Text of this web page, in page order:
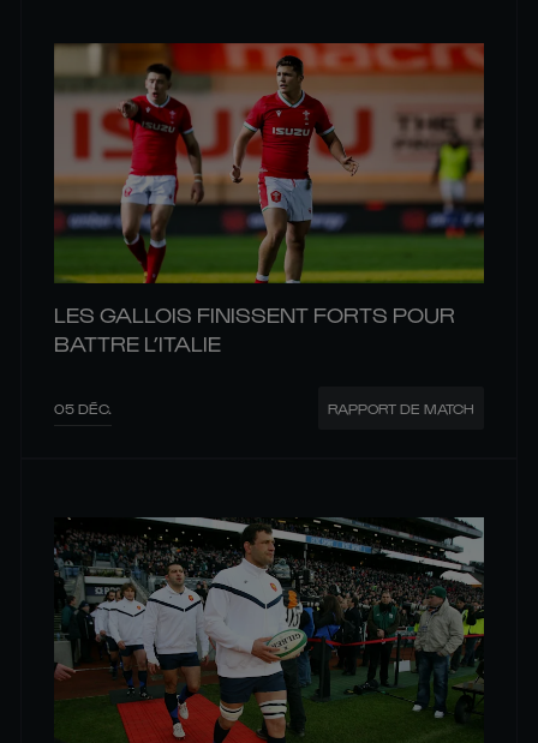
LES GALLOIS FINISSENT FORTS POUR
BATTRE L’ITALIE
05 DÉC. RAPPORT DE MATCH